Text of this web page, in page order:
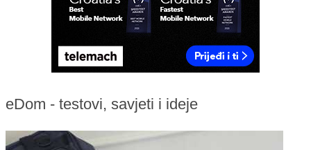
eDom - testovi, savjeti i ideje